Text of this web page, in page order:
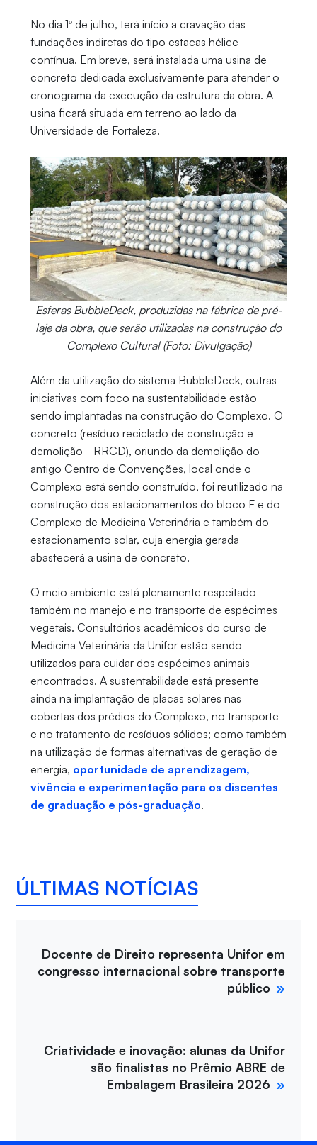
No dia 1º de julho, terá início a cravação das
fundações indiretas do tipo estacas hélice
contínua. Em breve, será instalada uma usina de
concreto dedicada exclusivamente para atender o
cronograma da execução da estrutura da obra. A
usina ficará situada em terreno ao lado da
Universidade de Fortaleza.
Esferas BubbleDeck, produzidas na fábrica de pré-
laje da obra, que serão utilizadas na construção do
Complexo Cultural (Foto: Divulgação)
Além da utilização do sistema BubbleDeck, outras
iniciativas com foco na sustentabilidade estão
sendo implantadas na construção do Complexo. O
concreto (resíduo reciclado de construção e
demolição - RRCD), oriundo da demolição do
antigo Centro de Convenções, local onde o
Complexo está sendo construído, foi reutilizado na
construção dos estacionamentos do bloco F e do
Complexo de Medicina Veterinária e também do
estacionamento solar, cuja energia gerada
abastecerá a usina de concreto.
O meio ambiente está plenamente respeitado
também no manejo e no transporte de espécimes
vegetais. Consultórios acadêmicos do curso de
Medicina Veterinária da Unifor estão sendo
utilizados para cuidar dos espécimes animais
encontrados. A sustentabilidade está presente
ainda na implantação de placas solares nas
cobertas dos prédios do Complexo, no transporte
e no tratamento de resíduos sólidos; como também
na utilização de formas alternativas de geração de
energia, oportunidade de aprendizagem,
vivência e experimentação para os discentes
de graduação e pós-graduação.
ÚLTIMAS NOTÍCIAS
Docente de Direito representa Unifor em
congresso internacional sobre transporte
público
Criatividade e inovação: alunas da Unifor
são finalistas no Prêmio ABRE de
Embalagem Brasileira 2026